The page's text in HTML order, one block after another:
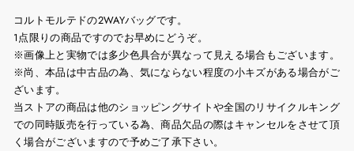
コルトモルテドの2WAYバッグです。
1点限りの商品ですのでお早めにどうぞ。
※画像上と実物では多少色具合が異なって見える場合もございます。
※尚、本品は中古品の為、気にならない程度の小キズがある場合がご
ざいます。
当ストアの商品は他のショッピングサイトや全国のリサイクルキング
での同時販売を行っている為、商品欠品の際はキャンセルをさせて頂
く場合がございますので予めご了承下さい。